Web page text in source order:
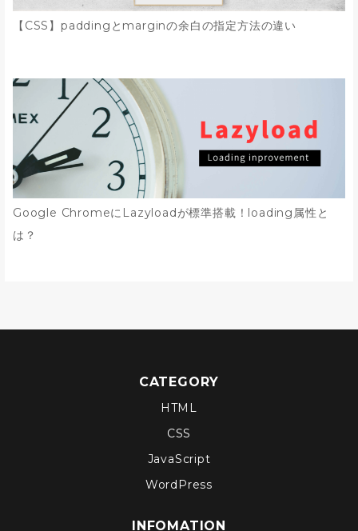
【CSS】paddingとmarginの余白の指定方法の違い
Google ChromeにLazyloadが標準搭載！loading属性と
は？
CATEGORY
HTML
CSS
JavaScript
WordPress
INFOMATION